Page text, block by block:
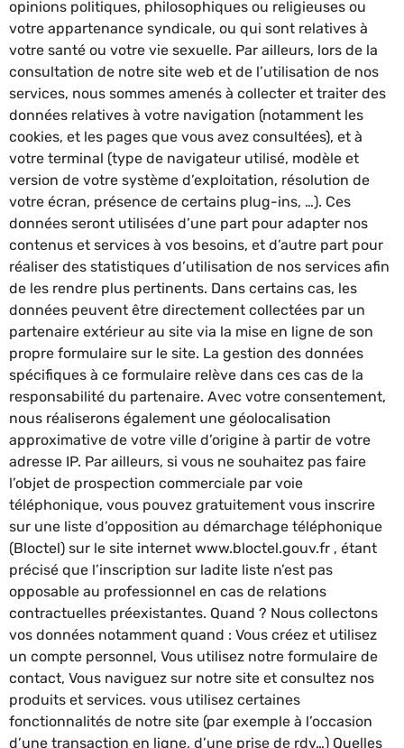
opinions politiques, philosophiques ou religieuses ou
votre appartenance syndicale, ou qui sont relatives à
votre santé ou votre vie sexuelle. Par ailleurs, lors de la
consultation de notre site web et de l’utilisation de nos
services, nous sommes amenés à collecter et traiter des
données relatives à votre navigation (notamment les
cookies, et les pages que vous avez consultées), et à
votre terminal (type de navigateur utilisé, modèle et
version de votre système d’exploitation, résolution de
votre écran, présence de certains plug-ins, …). Ces
données seront utilisées d’une part pour adapter nos
contenus et services à vos besoins, et d’autre part pour
réaliser des statistiques d’utilisation de nos services afin
de les rendre plus pertinents. Dans certains cas, les
données peuvent être directement collectées par un
partenaire extérieur au site via la mise en ligne de son
propre formulaire sur le site. La gestion des données
spécifiques à ce formulaire relève dans ces cas de la
responsabilité du partenaire. Avec votre consentement,
nous réaliserons également une géolocalisation
approximative de votre ville d’origine à partir de votre
adresse IP. Par ailleurs, si vous ne souhaitez pas faire
l’objet de prospection commerciale par voie
téléphonique, vous pouvez gratuitement vous inscrire
sur une liste d’opposition au démarchage téléphonique
(Bloctel) sur le site internet www.bloctel.gouv.fr , étant
précisé que l’inscription sur ladite liste n’est pas
opposable au professionnel en cas de relations
contractuelles préexistantes. Quand ? Nous collectons
vos données notamment quand : Vous créez et utilisez
un compte personnel, Vous utilisez notre formulaire de
contact, Vous naviguez sur notre site et consultez nos
produits et services. vous utilisez certaines
fonctionnalités de notre site (par exemple à l’occasion
d’une transaction en ligne, d’une prise de rdv…) Quelles